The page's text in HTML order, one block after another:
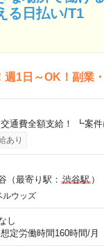
る日払い/T1
週1日～OK！副業
通費全額支給！ ┗案
あり
（最寄り駅： 渋谷駅）
ルウッズ
し
定労働時間160時間/月